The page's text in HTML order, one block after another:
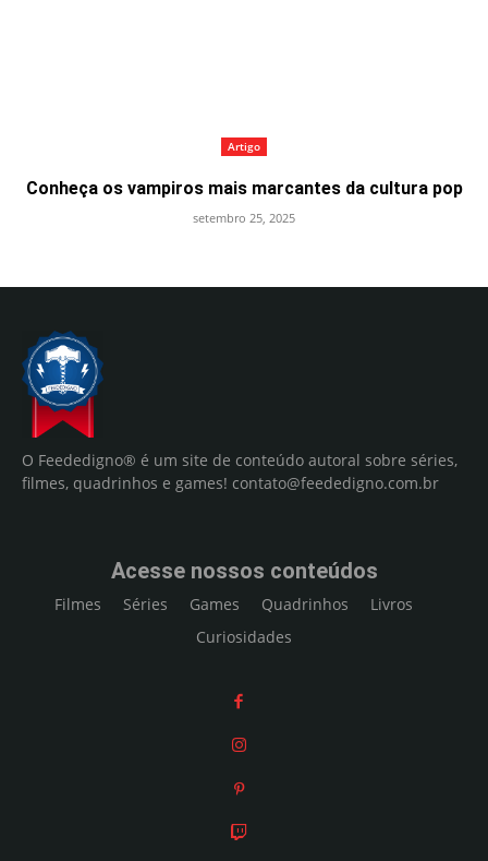
Artigo
Conheça os vampiros mais marcantes da cultura pop
setembro 25, 2025
O Feededigno® é um site de conteúdo autoral sobre séries,
filmes, quadrinhos e games! contato@feededigno.com.br
Acesse nossos conteúdos
Filmes Séries Games Quadrinhos
Livros
Curiosidades